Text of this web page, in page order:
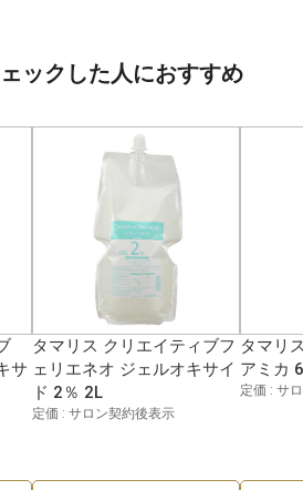
ックした人におすすめ
サ
タマリス クリエイティブフ
ェリエネオ ジェルオキサイ
ド 2％ 2L
定価 : サロン契約後表示
タマリ
アミカ
定価 : サ